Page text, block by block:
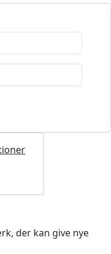
der kan give nye